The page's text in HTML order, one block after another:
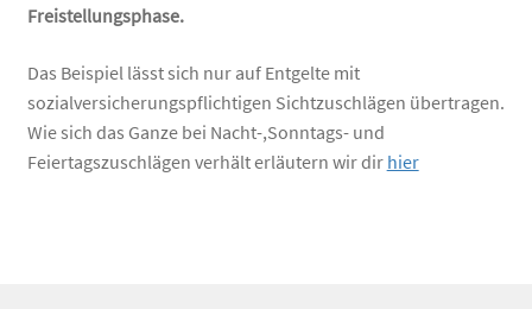
Freistellungsphase.
Das Beispiel lässt sich nur auf Entgelte mit
sozialversicherungspflichtigen Sichtzuschlägen übertragen.
Wie sich das Ganze bei Nacht-,Sonntags- und
Feiertagszuschlägen verhält erläutern wir dir hier